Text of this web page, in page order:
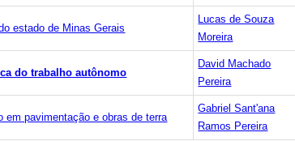
estado de Minas Gerais
Lucas de Souza
Moreira
do trabalho autônomo
David Machado
Pereira
em pavimentação e obras de terra
Gabriel Sant'ana
Ramos Pereira